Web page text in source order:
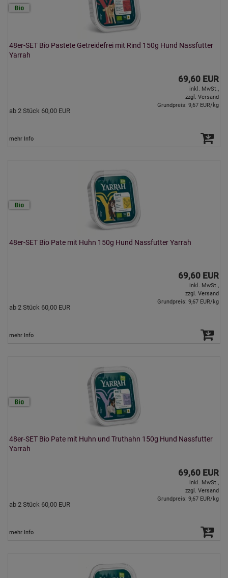
48er-SET Bio Pastete Getreidefrei mit Rind 150g Hund Nassfutter
Yarrah
69,60 EUR
inkl. MwSt.,
zzgl. Versand
ab 2 Stück 60,00 EUR
Grundpreis: 9,67 EUR/kg
mehr Info
48er-SET Bio Pate mit Huhn 150g Hund Nassfutter Yarrah
69,60 EUR
inkl. MwSt.,
zzgl. Versand
ab 2 Stück 60,00 EUR
Grundpreis: 9,67 EUR/kg
mehr Info
48er-SET Bio Pate mit Huhn und Truthahn 150g Hund Nassfutter
Yarrah
69,60 EUR
inkl. MwSt.,
zzgl. Versand
ab 2 Stück 60,00 EUR
Grundpreis: 9,67 EUR/kg
mehr Info